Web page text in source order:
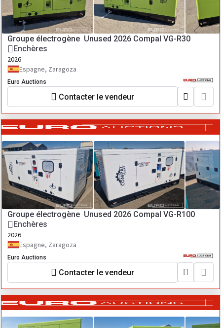
Groupe électrogène Unused 2026 Compal VG-R30
Enchères
2026
Espagne, Zaragoza
Euro Auctions
Contacter le vendeur
Groupe électrogène Unused 2026 Compal VG-R100
Enchères
2026
Espagne, Zaragoza
Euro Auctions
Contacter le vendeur